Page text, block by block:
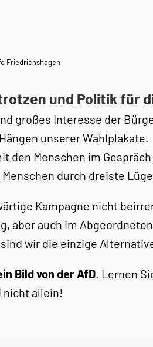
Friedrichshagen
und Politik für
großes Interesse der
unserer Wahlplakate.
den Menschen im
durch dreiste
Kampagne nicht
aber auch im
wir die einzige
Bild von der AfD. Lernen
nicht allein!